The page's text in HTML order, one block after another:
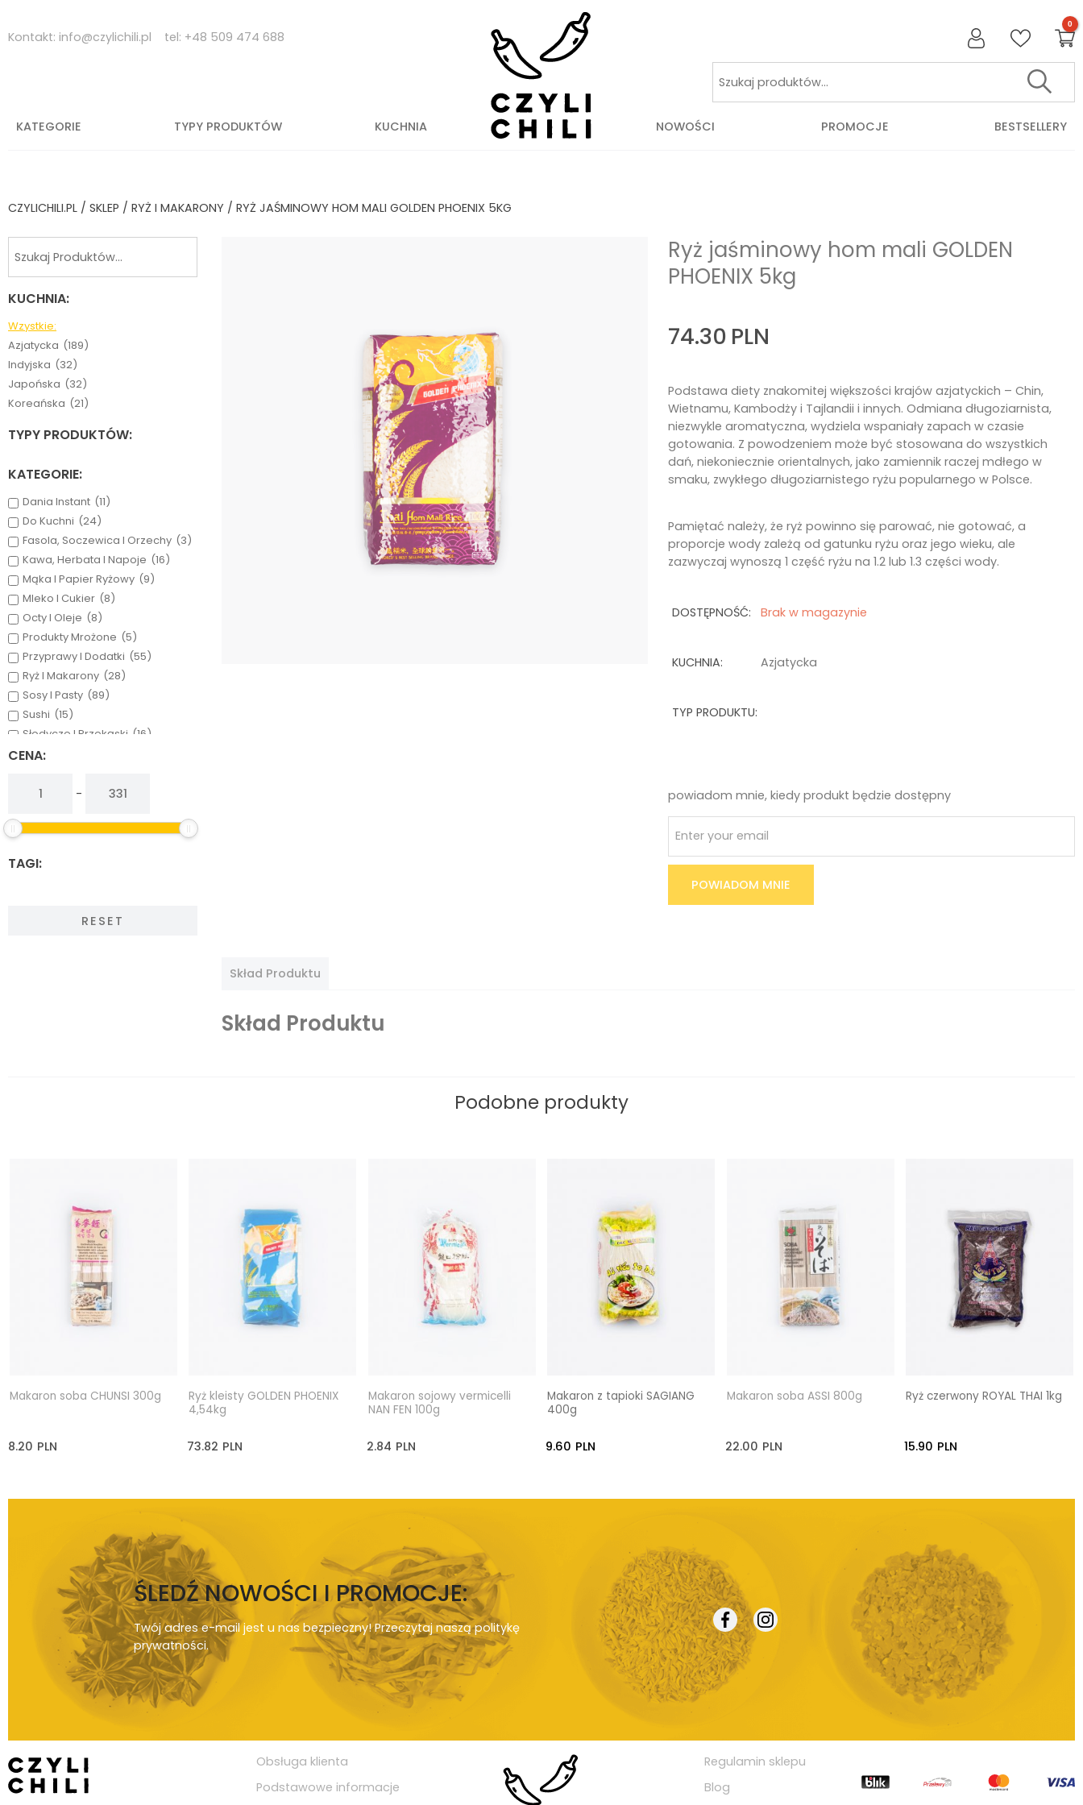
content
Kontakt: info@czylichili.pl tel: +48 509 474 688
KATEGORIE TYPY PRODUKTÓW KUCHNIA NOWOŚCI PROMOCJE BESTSELLERY
CZYLICHILI.PL / SKLEP / RYŻ I MAKARONY / RYŻ JAŚMINOWY HOM MALI GOLDEN PHOENIX 5KG
KUCHNIA:
Wzystkie:
Azjatycka (189)
Indyjska (32)
Japońska (32)
Koreańska (21)
TYPY PRODUKTÓW:
KATEGORIE:
Dania Instant (11)
Do Kuchni (24)
Fasola, Soczewica I Orzechy (3)
Kawa, Herbata I Napoje (16)
Mąka I Papier Ryżowy (9)
Mleko I Cukier (8)
Octy I Oleje (8)
Produkty Mrożone (5)
Przyprawy I Dodatki (55)
Ryż I Makarony (28)
Sosy I Pasty (89)
Sushi (15)
Słodycze I Przekąski (16)
Warzywa, Grzyby I Owoce
CENA:
-
TAGI:
RESET
Ryż jaśminowy hom mali GOLDEN
PHOENIX 5kg
74.30 PLN
Podstawa diety znakomitej większości krajów azjatyckich – Chin,
Wietnamu, Kambodży i Tajlandii i innych. Odmiana długoziarnista,
niezwykle aromatyczna, wydziela wspaniały zapach w czasie
gotowania. Z powodzeniem może być stosowana do wszystkich
dań, niekoniecznie orientalnych, jako zamiennik raczej mdłego w
smaku, zwykłego długoziarnistego ryżu popularnego w Polsce.
Pamiętać należy, że ryż powinno się parować, nie gotować, a
proporcje wody zależą od gatunku ryżu oraz jego wieku, ale
zazwyczaj wynoszą 1 część ryżu na 1.2 lub 1.3 części wody.
DOSTĘPNOŚĆ: Brak w magazynie
KUCHNIA: Azjatycka
TYP PRODUKTU:
powiadom mnie, kiedy produkt będzie dostępny
POWIADOM MNIE
Skład Produktu
Skład Produktu
Podobne produkty
Makaron soba CHUNSI 300g
8.20 PLN
Ryż kleisty GOLDEN PHOENIX
4,54kg
73.82 PLN
Makaron sojowy vermicelli
NAN FEN 100g
2.84 PLN
Makaron z tapioki SAGIANG
400g
9.60 PLN
Makaron soba ASSI 800g
22.00 PLN
Ryż czerwony ROYAL THAI 1kg
15.90 PLN
ŚLEDŹ NOWOŚCI I PROMOCJE:
Twój adres e-mail jest u nas bezpieczny! Przeczytaj nasząpolitykę
prywatności.
Obsługa klienta
Podstawowe informacje
Regulamin sklepu
Blog